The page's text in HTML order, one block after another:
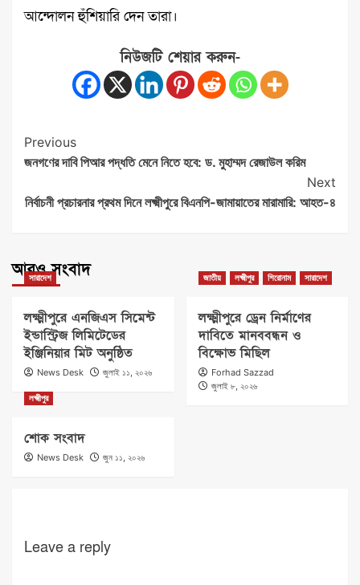
আন্দোলন হুঁশিয়ারি দেন তারা।
নিউজটি শেয়ার করুন-
Post
Navigation
Previous
জনগণের দাবি পিআর পদ্ধতি মেনে নিতে হবে: ড. মুহাম্মদ রেজাউল করিম
Next
নির্বাচনী প্রচারনার প্রথম দিনে লক্ষ্মীপুরে বিএনপি-জামায়াতের মারামারি: আহত-৪
আরও সংবাদ
সারাদেশ
লক্ষ্মীপুরে এনজিএস সিমেন্ট
ইন্ডাস্ট্রিজ লিমিটেডের
ইঞ্জিনিয়ার মিট অনুষ্ঠিত
News Desk জুলাই ১১, ২০২৬
জাতীয় লক্ষ্মীপুর শিরোনাম সারাদেশ
লক্ষ্মীপুরে ড্রেন নির্মাণের
দাবিতে মানববন্ধন ও
বিক্ষোভ মিছিল
Forhad Sazzad
জুলাই ৮, ২০২৬
লক্ষ্মীপুর
শোক সংবাদ
News Desk জুন ১১, ২০২৬
Leave a reply